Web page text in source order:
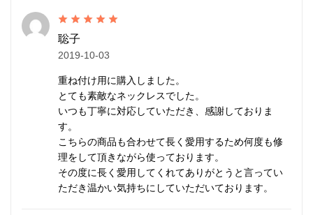
ービーズ
よって、伝統的手法で丹念に作られます。
マットな質感が特徴で、 刻印 の一つ一つが異なる表情
を持ち、素朴なぬくもりが心に響きます。
研磨されていない温かみのある質感、無骨で荒削りな
聡子
2019-10-03
重ね付け用に購入しました。
とても素敵なネックレスでした。
いつも丁寧に対応していただき、感謝しておりま
す。
こちらの商品も合わせて長く愛用するため何度も修
理をして頂きながら使っております。
その度に長く愛用してくれてありがとうと言ってい
ただき温かい気持ちにしていただいております。